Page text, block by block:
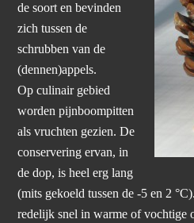
de soort en bevinden
zich tussen de
schrubben van de
(dennen)appels.
Op culinair gebied
worden pijnboompitten
als vruchten gezien. De
conservering ervan, in
de dop, is heel erg lang
(mits gekoeld tussen de -5 en 2
redelijk snel in warme of vochtige